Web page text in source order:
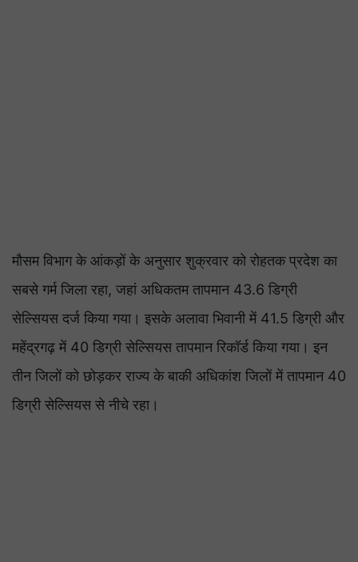
मौसम विभाग के आंकड़ों के अनुसार शुक्रवार को रोहतक प्रदेश का
सबसे गर्म जिला रहा, जहां अधिकतम तापमान 43.6 डिग्री
सेल्सियस दर्ज किया गया। इसके अलावा भिवानी में 41.5 डिग्री और
महेंद्रगढ़ में 40 डिग्री सेल्सियस तापमान रिकॉर्ड किया गया। इन
तीन जिलों को छोड़कर राज्य के बाकी अधिकांश जिलों में तापमान 40
डिग्री सेल्सियस से नीचे रहा।